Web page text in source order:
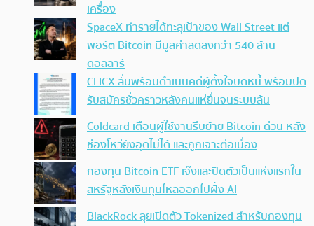
เครื่อง
SpaceX ทำรายได้ทะลุเป้าของ Wall Street แต่
พอร์ต Bitcoin มีมูลค่าลดลงกว่า 540 ล้าน
ดอลลาร์
CLICX ลั่นพร้อมดำเนินคดีผู้ตั้งใจบิดหนี้ พร้อมปิด
รับสมัครชั่วคราวหลังคนแห่ยื่นจนระบบล้น
Coldcard เตือนผู้ใช้งานรีบย้าย Bitcoin ด่วน หลัง
ช่องโหว่ยังอุดไม่ได้ และถูกเจาะต่อเนื่อง
กองทุน Bitcoin ETF เจ๊งและปิดตัวเป็นแห่งแรกใน
สหรัฐหลังเงินทุนไหลออกไปฝั่ง AI
BlackRock ลุยเปิดตัว Tokenized สำหรับกองทุน